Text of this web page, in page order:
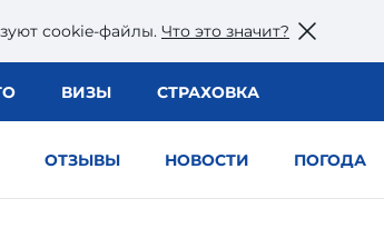
сookie-файлы. Что это значит?
ВИЗЫ СТРАХОВКА
ОТЗЫВЫ НОВОСТИ ПОГОДА